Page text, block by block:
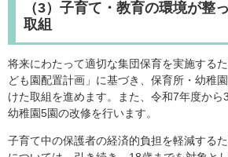
（3）子育て・教育の環境が整
取組
将来にわたって適切な集団保育を実施する
ども園配置計画」に基づき、保育所・幼稚
けた取組を進めます。また、令和7年度から
幼稚園5園の改修を行います。
子育て中の保護者の経済的負担を軽減する